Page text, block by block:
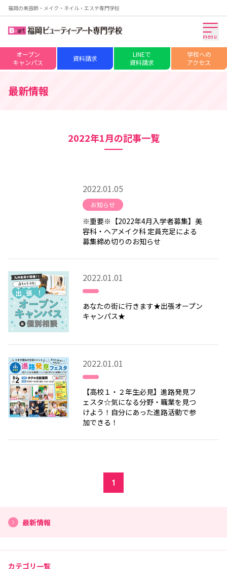
福岡の美容師・メイク・ネイル・エステ専門学校
menu
オープン
キャンパス
資料請求
LINEで
資料請求
学校への
アクセス
最新情報
2022年1月の記事一覧
2022.01.05
お知らせ
※重要※【2022年4月入学者募集】美
容科・ヘアメイク科 定員充足による
募集締め切りのお知らせ
2022.01.01
あなたの街に行きます★出張オープン
キャンパス★
2022.01.01
【高校１・２年生必見】進路発見フ
ェスタ☆気になる分野・職業を見つ
けよう！自分にあった進路活動で参
加できる！
1
最新情報
カテゴリ一覧